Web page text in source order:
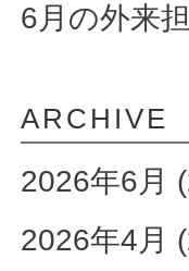
6月の外来
ARCHIVE
2026年6月
2026年4月